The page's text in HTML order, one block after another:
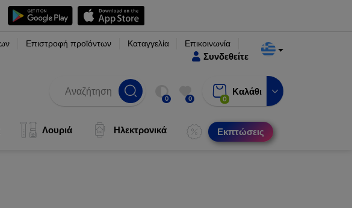
Επιστροφή προϊόντων Καταγγελία Επικοινωνία
Συνδεθείτε
0 0 0
Καλάθι
Λουριά Ηλεκτρονικά Εκπτώσεις